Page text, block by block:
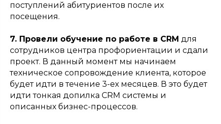
поступлений абитуриентов после их
посещения.
7. Провели обучение по работе в CRM для
сотрудников центра профориентации и сдали
проект. В данный момент мы начинаем
техническое сопровождение клиента, которое
будет идти в течение 3-ех месяцев. В это будет
идти тонкая допилка CRM системы и
описанных бизнес-процессов.